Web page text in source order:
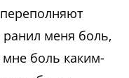
ранил меня боль,
боль каким-